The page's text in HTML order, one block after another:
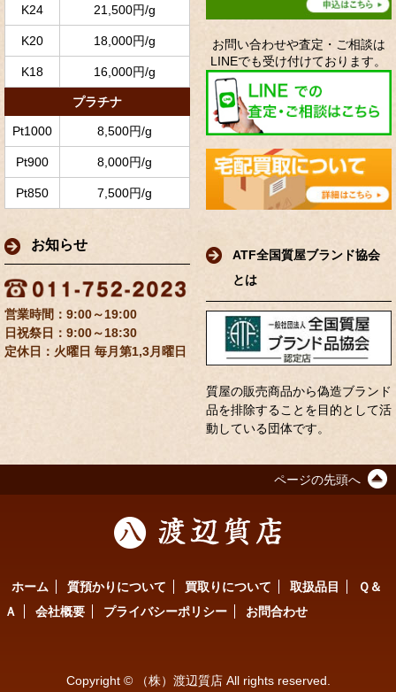
K24 21,500円/g
K20 18,000円/g
K18 16,000円/g
プラチナ
Pt1000 8,500円/g
Pt900 8,000円/g
Pt850 7,500円/g
お知らせ
9:00～19:00
9:00～18:30
定休日：火曜日 毎月第1,3月曜日
お問い合わせや査定・ご相談は
LINEでも受け付けております。
ATF全国質屋ブランド協会
とは
質屋の販売商品から偽造ブランド
品を排除することを目的として活
動している団体です。
ページの先頭へ
ホーム 質預かりについて 買取りについて 取扱品目
Ｑ＆
Ａ
会社概要 プライバシーポリシー お問合わせ
Copyright © （株）渡辺質店 All rights reserved.